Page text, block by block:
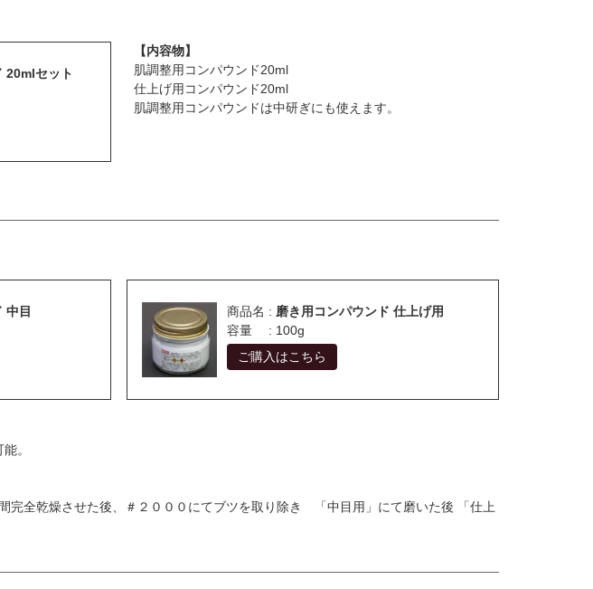
20mlセット
【内容物】
肌調整用コンパウンド20ml
仕上げ用コンパウンド20ml
肌調整用コンパウンドは中研ぎにも使えます。
中目
商品名 : 磨き用コンパウンド 仕上げ用
容量 : 100g
ご購入はこちら
。
完全乾燥させた後、＃２０００にてブツを取り除き 「中目用」にて磨いた後 「仕上